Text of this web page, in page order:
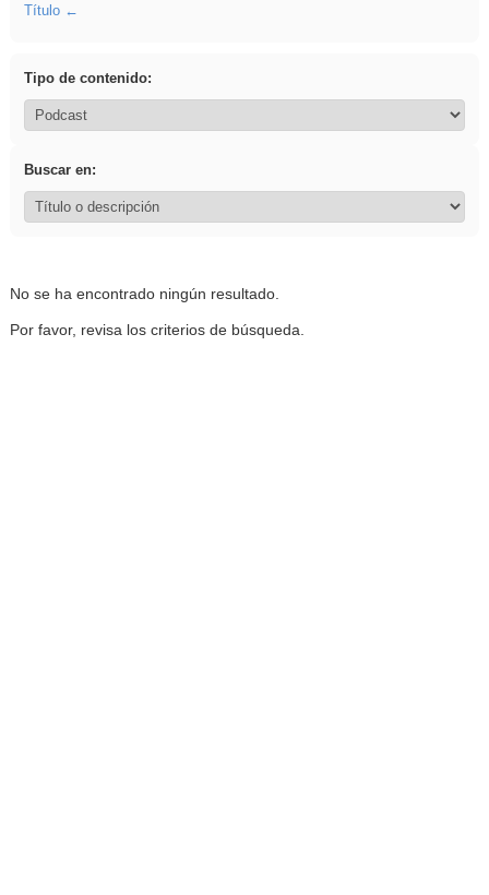
Título
Tipo de contenido:
Buscar en:
No se ha encontrado ningún resultado.
Por favor, revisa los criterios de búsqueda.